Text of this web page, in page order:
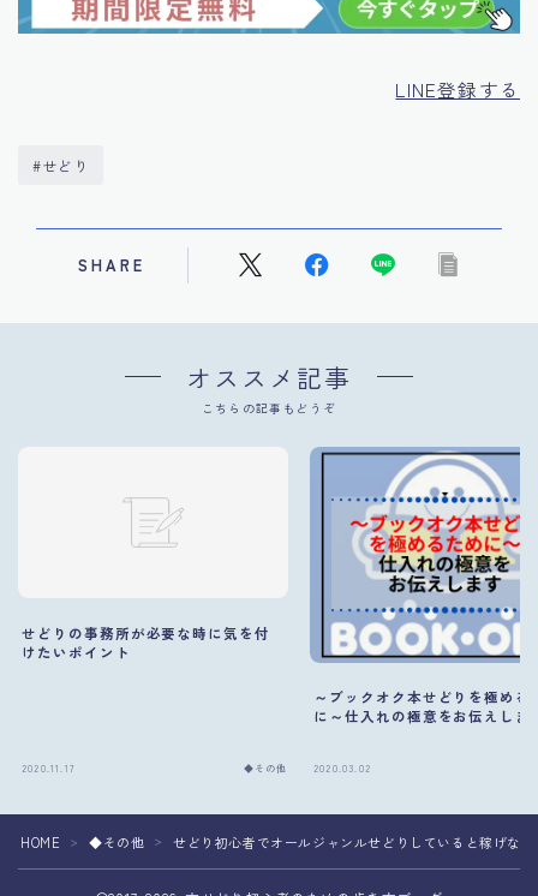
LINE登録する
#せどり
SHARE
オススメ記事
こちらの記事もどうぞ
せどりの事務所が必要な時に気を付
けたいポイント
2020.11.17 ◆その他
～ブックオク本せどりを極める
に～仕入れの極意をお伝えしま
2020.03.02
HOME ＞ ◆その他 ＞ せどり初心者でオールジャンルせどりしていると稼げな